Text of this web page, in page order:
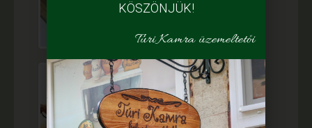
KÖSZÖNJÜK!
Túri Kamra üzemeltetői